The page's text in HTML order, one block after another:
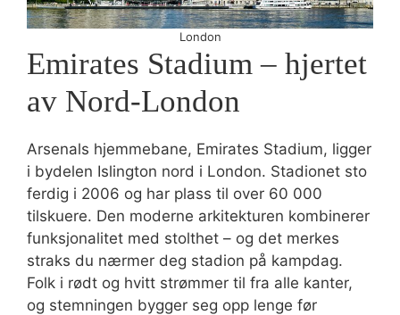
London
Emirates Stadium – hjertet
av Nord-London
Arsenals hjemmebane, Emirates Stadium, ligger
i bydelen Islington nord i London. Stadionet sto
ferdig i 2006 og har plass til over 60 000
tilskuere. Den moderne arkitekturen kombinerer
funksjonalitet med stolthet – og det merkes
straks du nærmer deg stadion på kampdag.
Folk i rødt og hvitt strømmer til fra alle kanter,
og stemningen bygger seg opp lenge før